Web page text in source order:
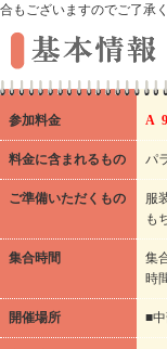
合もございますのでご了承く
参加料金 A
料金に含まれるもの パ
ご準備いただくもの
服
も
集合時間
集
時
開催場所 ■